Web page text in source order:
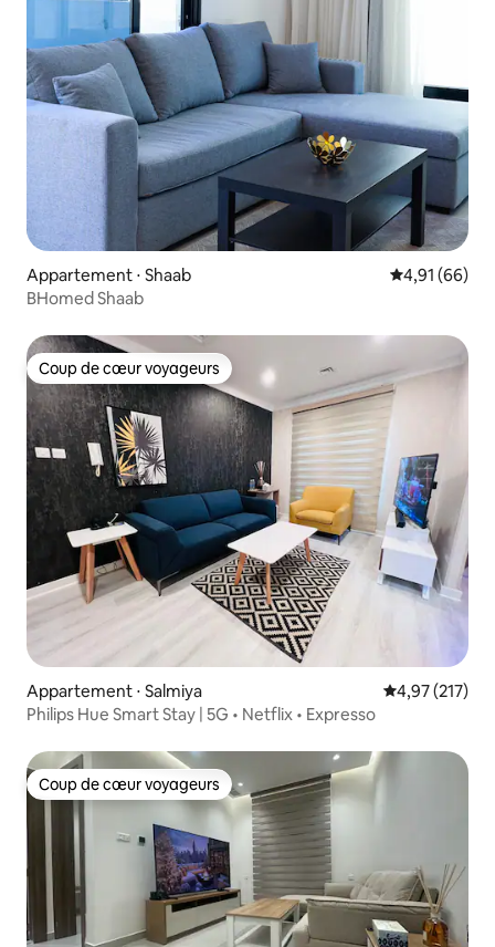
Appartement ⋅ Shaab Évaluation
4,91 (66)
BHomed Shaab
Coup de cœur voyageurs
Coup de cœur voyageurs
Appartement ⋅ Salmiya Évaluation
4,97 (217)
Philips Hue Smart Stay | 5G • Netflix • Expresso
Coup de cœur voyageurs
Coup de cœur voyageurs